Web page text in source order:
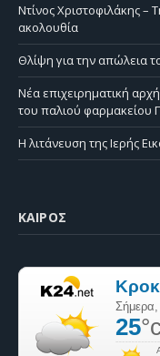
Ντίνος Χριστοφιλάκης –
ακολουθία
Θλίψη για την απώλεια
Νέα επιχειρηματική
του παλιού φαρμακείου
Η λιτάνευση της Ιερής
ΚΑΙΡΌΣ